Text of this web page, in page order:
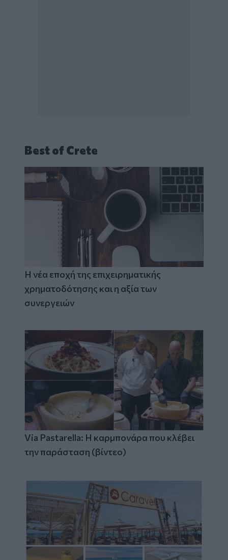
Best of Crete
Η νέα εποχή της επιχειρηματικής
χρηματοδότησης και η αξία των
συνεργειών
Via Pastarella: Η καρμπονάρα που κλέβει
την παράσταση (βίντεο)